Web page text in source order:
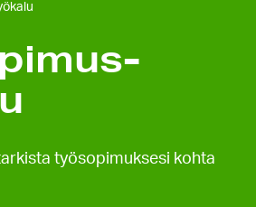
työsopimuksesi kohta